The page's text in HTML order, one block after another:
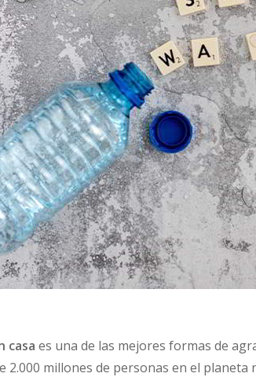
casa es una de las mejores formas de
2.000 millones de personas en el planeta